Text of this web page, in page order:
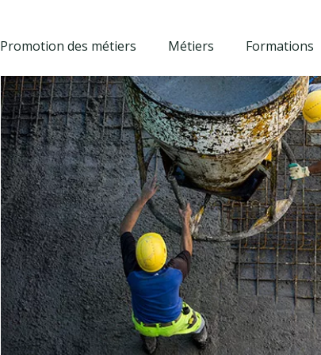
Promotion des métiers Métiers Formations